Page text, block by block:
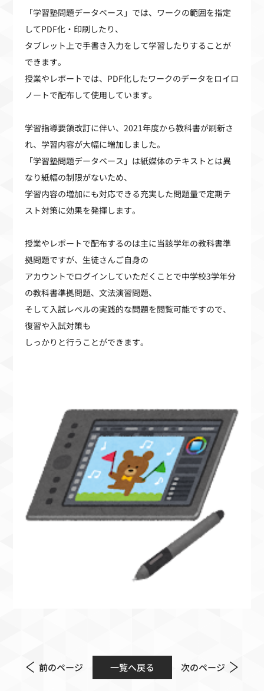
「学習塾問題データベース」では、ワークの範囲を指定
してPDF化・印刷したり、
タブレット上で手書き入力をして学習したりすることが
できます。
授業やレポートでは、 PDF化したワークのデータをロイロ
ノートで配布して使用しています。
学習指導要領改訂に伴い、2021年度から教科書が刷新さ
れ、学習内容が大幅に増加しました。
「学習塾問題データベース」は紙媒体のテキストとは異
なり紙幅の制限がないため、
学習内容の増加にも対応できる充実した問題量で定期テ
スト対策に効果を発揮します。
授業やレポートで配布するのは主に当該学年の教科書準
拠問題ですが、生徒さんご自身の
アカウントでログインしていただくことで中学校3学年分
の教科書準拠問題、文法演習問題、
そして入試レベルの実践的な問題を閲覧可能ですので、
復習や入試対策も
しっかりと行うことができます。
前のページ 一覧へ戻る 次のページ